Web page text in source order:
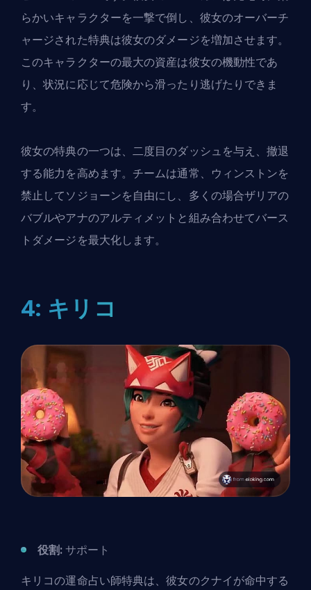
らかいキャラクターを一撃で倒し、彼女のオーバーチ
ャージされた特典は彼女のダメージを増加させます。
このキャラクターの最大の資産は彼女の機動性であ
り、状況に応じて危険から滑ったり逃げたりできま
す。
彼女の特典の一つは、二度目のダッシュを与え、撤退
する能力を高めます。チームは通常、ウィンストンを
禁止してソジョーンを自由にし、多くの場合ザリアの
バブルやアナのアルティメットと組み合わせてバース
トダメージを最大化します。
4: キリコ
役割:サポート
キリコの運命占い師特典は、彼女のクナイが命中する